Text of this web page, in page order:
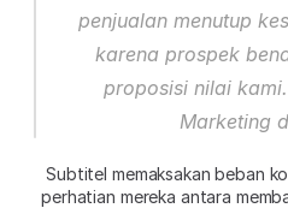
penjualan menutup
karena prospek
proposisi nilai
Marketing
Subtitel memaksakan beban
perhatian mereka antara